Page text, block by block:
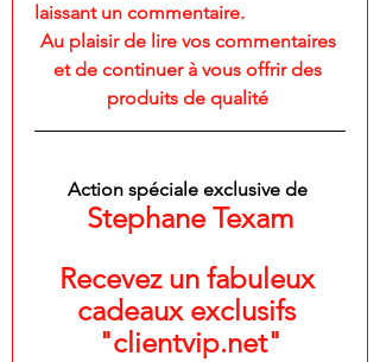
laissant un commentaire.
Au plaisir de lire vos commentaires
et de continuer à vous offrir des
produits de qualité
Action spéciale exclusive de
Stephane Texam
Recevez un fabuleux
cadeaux exclusifs
"clientvip.net"